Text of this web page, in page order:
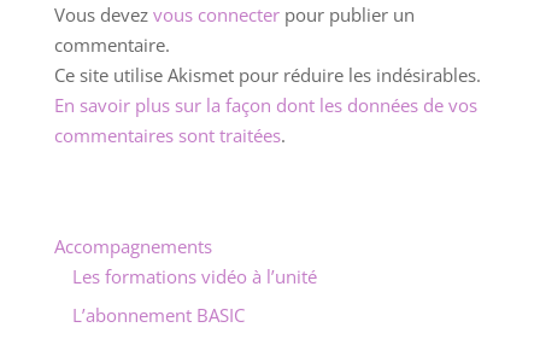
Vous devez vous connecterpour publier un
commentaire.
Ce site utilise Akismet pour réduire les indésirables.
En savoir plus sur la façon dont les données de vos
commentaires sont traitées.
Accompagnements
Les formations vidéo à l’unité
L’abonnement BASIC